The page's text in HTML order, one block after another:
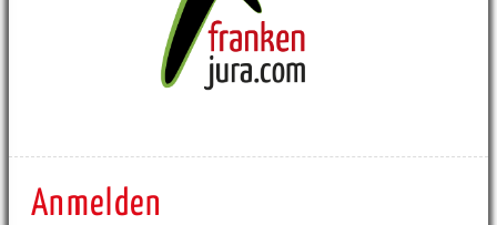
Anmelden